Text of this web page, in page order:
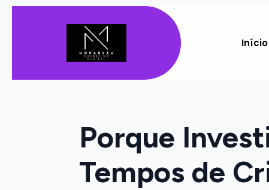
Início
Porque
Tempos de